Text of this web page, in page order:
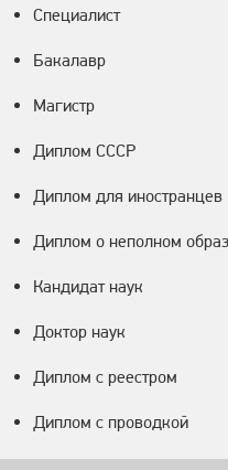
Специалист
Бакалавр
Магистр
Диплом СССР
Диплом для иностранцев
Диплом о неполном
Кандидат наук
Доктор наук
Диплом с реестром
Диплом с проводкой